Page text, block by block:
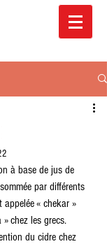
à base de jus de
par différents
« chekar »
chez les grecs.
du cidre chez